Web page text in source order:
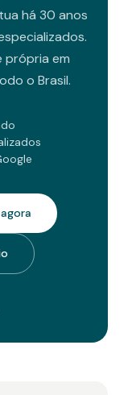
há 30 anos
própria em
o Brasil.